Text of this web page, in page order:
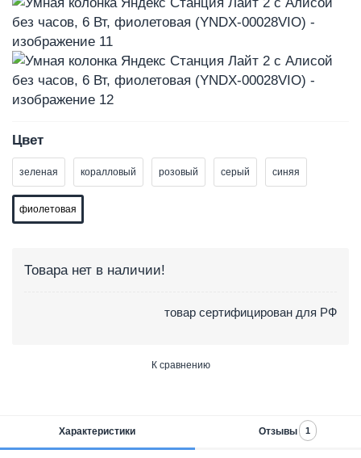
Цвет
зеленая коралловый розовый серый синяя
фиолетовая
Товара нет в наличии!
товар сертифицирован для РФ
К сравнению
Характеристики Отзывы 1